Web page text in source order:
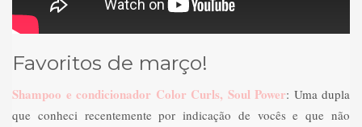
Favoritos de março!
Shampoo e condicionador Color Curls, Soul Power: Uma dupla
que conheci recentemente por indicação de vocês e que não